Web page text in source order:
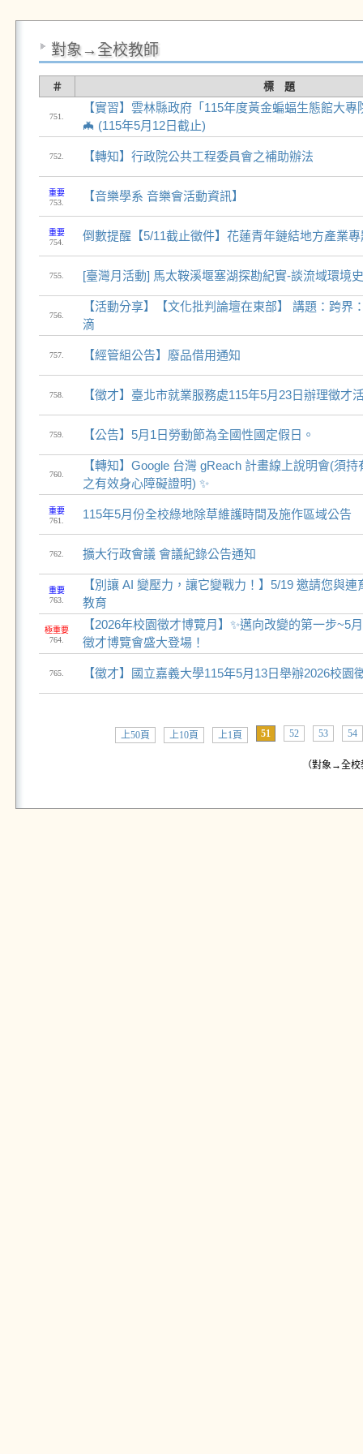
對象→全校教師
＃ 標 題
751.
【實習】雲林縣政府「115年度黃金蝙蝠生態館大
🦇 (115年5月12日截止)
752. 【轉知】行政院公共工程委員會之補助辦法
重要
753.
【音樂學系 音樂會活動資訊】
重要
754.
倒數提醒【5/11截止徵件】花蓮青年鏈結地方產業
755. [臺灣月活動] 馬太鞍溪堰塞湖探勘紀實-談流域環境
756.
【活動分享】【文化批判論壇在東部】 講題：跨界
滴
757. 【經管組公告】廢品借用通知
758. 【徵才】臺北市就業服務處115年5月23日辦理徵才
759. 【公告】5月1日勞動節為全國性國定假日。
760.
【轉知】Google 台灣 gReach 計畫線上說明會(須
之有效身心障礙證明) ✨
重要
761.
115年5月份全校綠地除草維護時間及施作區域公告
762. 擴大行政會議 會議紀錄公告通知
重要
763.
【別讓 AI 變壓力，讓它變戰力！】5/19 邀請您與
教育
極重要
764.
【2026年校園徵才博覽月】✨邁向改變的第一步~5
徵才博覽會盛大登場！
765. 【徵才】國立嘉義大學115年5月13日舉辦2026校園
上50頁 上10頁 上1頁 51 52 53 54
（對象→全校